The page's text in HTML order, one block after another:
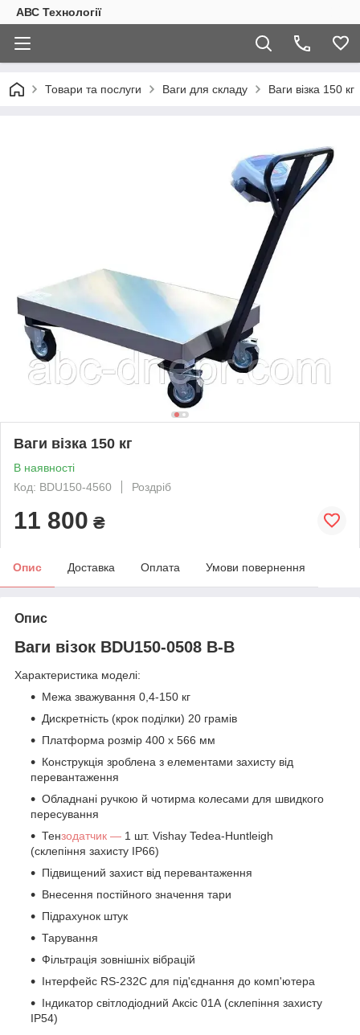
АВС Технології
Товари та послуги Ваги для складу Ваги візка 150 кг
Ваги візка 150 кг
В наявності
Код: BDU150-4560
Роздріб
11 800 ₴
Опис Доставка Оплата Умови повернення
Опис
Ваги візок BDU150-0508 В-В
Характеристика моделі:
Межа зважування 0,4-150 кг
Дискретність (крок поділки) 20 грамів
Платформа розмір 400 х 566 мм
Конструкція зроблена з елементами захисту від
перевантаження
Обладнані ручкою й чотирма колесами для швидкого
пересування
Тензодатчик — 1 шт. Vishay Tedea-Huntleigh
(склепіння захисту IP66)
Підвищений захист від перевантаження
Внесення постійного значення тари
Підрахунок штук
Тарування
Фільтрація зовнішніх вібрацій
Інтерфейс RS-232С для під'єднання до комп'ютера
Індикатор світлодіодний Аксіс 01А (склепіння захисту
IP54)